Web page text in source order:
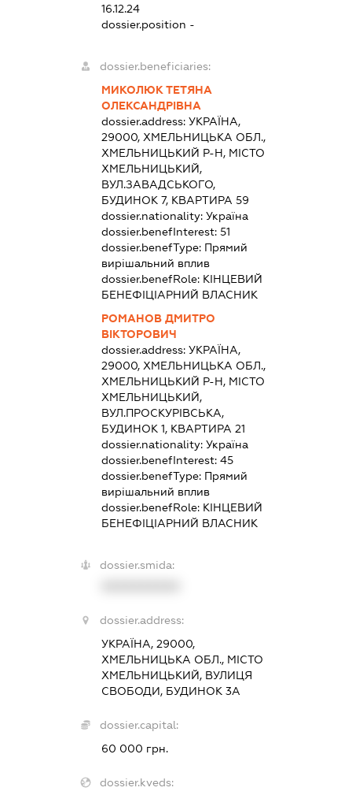
16.12.24
dossier.position -
dossier.beneficiaries:
МИКОЛЮК ТЕТЯНА
ОЛЕКСАНДРІВНА
dossier.address:УКРАЇНА,
29000, ХМЕЛЬНИЦЬКА ОБЛ.,
ХМЕЛЬНИЦЬКИЙ Р-Н, МІСТО
ХМЕЛЬНИЦЬКИЙ,
ВУЛ.ЗАВАДСЬКОГО,
БУДИНОК 7, КВАРТИРА 59
dossier.nationality:Україна
dossier.benefInterest:51
dossier.benefType: Прямий
вирішальний вплив
dossier.benefRole: КІНЦЕВИЙ
БЕНЕФІЦІАРНИЙ ВЛАСНИК
РОМАНОВ ДМИТРО
ВІКТОРОВИЧ
dossier.address:УКРАЇНА,
29000, ХМЕЛЬНИЦЬКА ОБЛ.,
ХМЕЛЬНИЦЬКИЙ Р-Н, МІСТО
ХМЕЛЬНИЦЬКИЙ,
ВУЛ.ПРОСКУРІВСЬКА,
БУДИНОК 1, КВАРТИРА 21
dossier.nationality:Україна
dossier.benefInterest:45
dossier.benefType: Прямий
вирішальний вплив
dossier.benefRole: КІНЦЕВИЙ
БЕНЕФІЦІАРНИЙ ВЛАСНИК
dossier.smida:
dossier.address:
УКРАЇНА, 29000,
ХМЕЛЬНИЦЬКА ОБЛ., МІСТО
ХМЕЛЬНИЦЬКИЙ, ВУЛИЦЯ
СВОБОДИ, БУДИНОК 3А
dossier.capital:
60 000 грн.
dossier.kveds: